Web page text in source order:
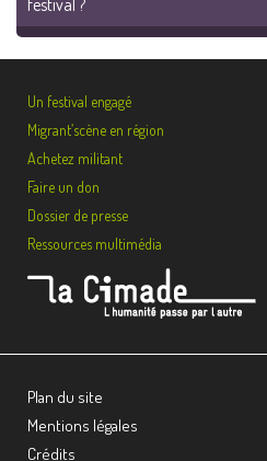
festival ?
Un festival engagé
Migrant’scène en région
Achetez militant
Faire un don
Dossier de presse
Ressources multimédia
Plan du site
Mentions légales
Crédits